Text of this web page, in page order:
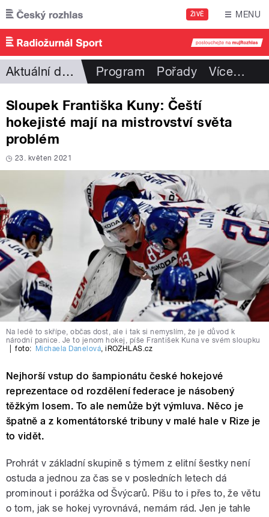
Přejít k hlavnímu obsahu
ŽIVĚ MENU
Aktuální dění Program Pořady Více…
Sloupek Františka Kuny: Čeští
hokejisté mají na mistrovství světa
problém
23. květen 2021
Na ledě to skřípe, občas dost, ale i tak si nemyslím, že je důvod k
národní panice. Je to jenom hokej, píše František Kuna ve svém sloupku
foto: Michaela Danelová,iROZHLAS.cz
Nejhorší vstup do šampionátu české hokejové
reprezentace od rozdělení federace je násobený
těžkým losem. To ale nemůže být výmluva. Něco je
špatně a z komentátorské tribuny v malé hale v Rize je
to vidět.
Prohrát v základní skupině s týmem z elitní šestky není
ostuda a jednou za čas se v posledních letech dá
prominout i porážka od Švýcarů. Píšu to i přes to, že větu
o tom, jak se hokej vyrovnává, nemám rád. Jen je tahle